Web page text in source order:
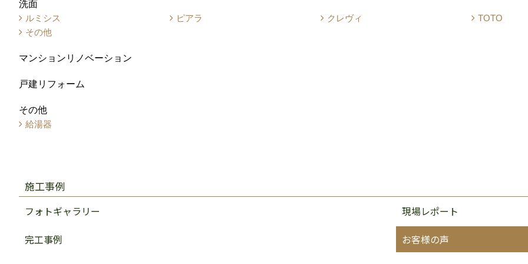
洗面
ルミシス
ピアラ クレヴィ
TOTO
その他
マンションリノベーション
戸建リフォーム
その他
給湯器
施工事例
フォトギャラリー
現場レポート
完工事例
お客様の声